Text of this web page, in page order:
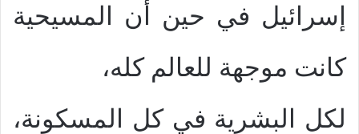
إسرائيل في حين أن المسيحية
كانت موجهة للعالم كله،
لكل البشرية في كل المسكونة،